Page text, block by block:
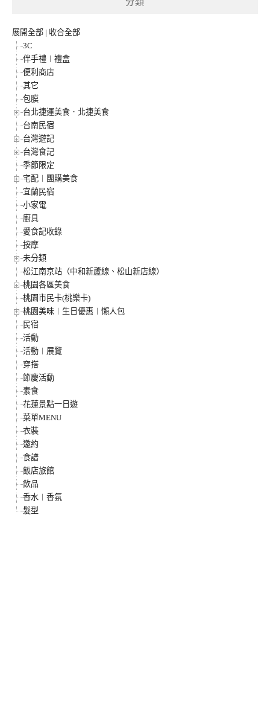
展開全部 | 收合全部
3C
伴手禮︱禮盒
便利商店
其它
包膜
台北捷運美食．北捷美食
台南民宿
台灣遊記
台灣食記
季節限定
宅配︱團購美食
宜蘭民宿
小家電
廚具
愛食記收錄
按摩
未分類
松江南京站（中和新蘆線、松山新店線）
桃園各區美食
桃園市民卡(桃樂卡)
桃園美味︱生日優惠︱懶人包
民宿
活動
活動︱展覽
穿搭
節慶活動
素食
花蓮景點一日遊
菜單MENU
衣裝
邀約
食譜
飯店旅館
飲品
香水︱香氛
髮型